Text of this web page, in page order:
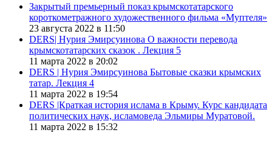
Закрытый премьерный показ крымскотатарского
короткометражного художественного фильма «Муптеля»
23 августа 2022 в 11:50
DERS| Нурия Эмирсуинова О важности перевода
крымскотатарских сказок . Лекция 5
11 марта 2022 в 20:02
DERS | Нурия Эмирсуинова Бытовые сказки крымских
татар. Лекция 4
11 марта 2022 в 19:54
DERS |Краткая история ислама в Крыму. Курс кандидата
политических наук, исламоведа Эльмиры Муратовой.
11 марта 2022 в 15:32